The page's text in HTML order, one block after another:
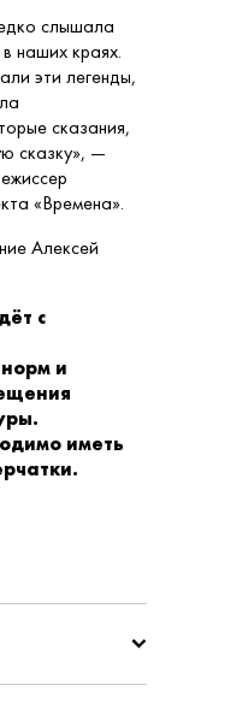
слышала
наших краях.
эти легенды,
сказания,
сказку», —
«Времена».
Алексей
с
и
иметь